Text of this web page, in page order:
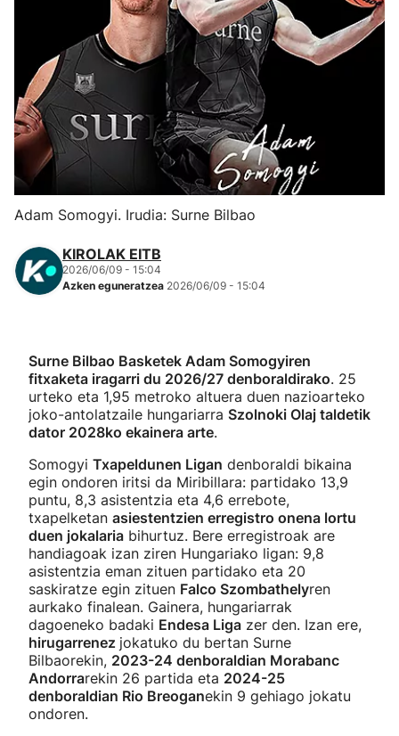
Herri-kirolak
Eskubaloia
Kirolak 360
Atletismoa
Mendi-lasterketak
Kirol gehiago
Adam Somogyi. Irudia: Surne Bilbao
KIROLAK EITB
2026/06/09 - 15:04
Azken eguneratzea 2026/06/09 - 15:04
Surne Bilbao Basketek Adam Somogyiren
fitxaketa iragarri du 2026/27 denboraldirako. 25
urteko eta 1,95 metroko altuera duen nazioarteko
joko-antolatzaile hungariarra Szolnoki Olaj taldetik
dator 2028ko ekainera arte.
Somogyi Txapeldunen Ligan denboraldi bikaina
egin ondoren iritsi da Miribillara: partidako 13,9
puntu, 8,3 asistentzia eta 4,6 errebote,
txapelketan asiestentzien erregistro onena lortu
duen jokalaria bihurtuz. Bere erregistroak are
handiagoak izan ziren Hungariako ligan: 9,8
asistentzia eman zituen partidako eta 20
saskiratze egin zituen Falco Szombathelyren
aurkako finalean. Gainera, hungariarrak
dagoeneko badaki Endesa Liga zer den. Izan ere,
hirugarrenez jokatuko du bertan Surne
Bilbaorekin, 2023-24 denboraldian Morabanc
Andorrarekin 26 partida eta 2024-25
denboraldian Rio Breoganekin 9 gehiago jokatu
ondoren.